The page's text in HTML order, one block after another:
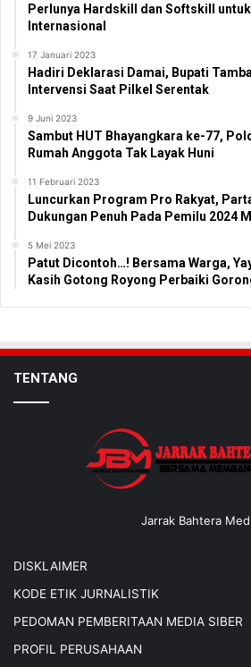
Perlunya Hardskill dan Softskill
Internasional
17 Januari 2023
Hadiri Deklarasi Damai, Bupati
Intervensi Saat Pilkel Serentak
9 Juni 2023
Sambut HUT Bhayangkara ke-77,
Rumah Anggota Tak Layak Huni
11 Februari 2023
Luncurkan Program Pro Rakyat,
Dukungan Penuh Pada Pemilu 2024
5 Mei 2023
Patut Dicontoh…! Bersama Warga,
Kasih Gotong Royong Perbaiki
TENTANG
Jarrak Bahtera
DISKLAIMER
KODE ETIK JURNALISTIK
PEDOMAN PEMBERITAAN MEDIA SIBER
PROFIL PERUSAHAAN